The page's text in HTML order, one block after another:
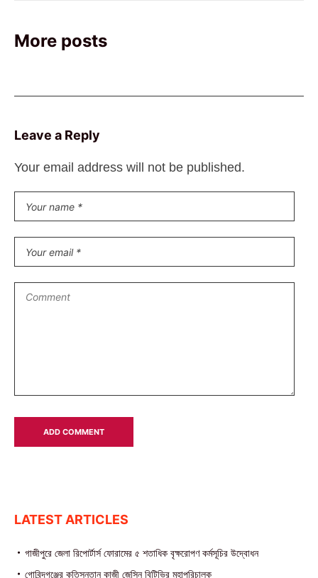
More posts
Leave a Reply
Your email address will not be published.
LATEST ARTICLES
গাজীপুরে জেলা রিপোর্টার্স ফোরামের ৫ শতাধিক বৃক্ষরোপণ কর্মসূচির উদ্বোধন
গোবিন্দগঞ্জের কৃতিসন্তান কাজী জেসিন বিটিভির মহাপরিচালক